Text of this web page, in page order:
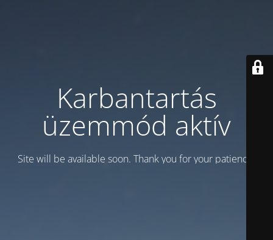
Karbantartás
üzemmód aktív
Site will be available soon. Thank you for your patience!